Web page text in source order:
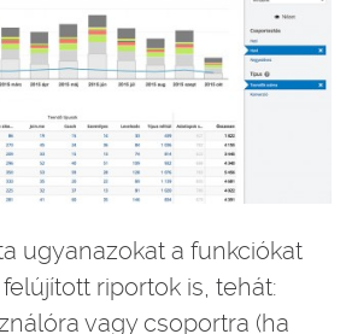
ugyanazokat a funkciókat
riportok is, tehát:
vagy csoportra (ha